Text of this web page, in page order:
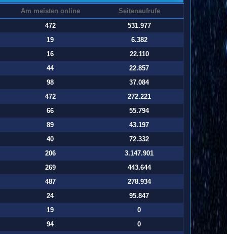
Am meisten online
Seitenaufrufe
472
531.977
19
6.382
16
22.110
44
22.857
98
37.084
472
272.221
66
55.794
89
43.197
40
72.332
206
3.147.901
269
443.644
487
278.934
24
95.847
19
0
94
0